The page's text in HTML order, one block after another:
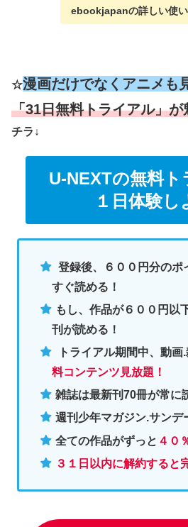
ebookjapanの詳しい使
☆漫画だけでなくアニメも
「31日無料トライアル」が
チラ↓
U-NEXTの無料ト
１日体験し
登録後、６００円分のポ
すぐ読める！
もし、作品が６００円以
刊が読める！
トライアル期間中、動画
料コンテンツ見放題！
雑誌は最新刊70冊が常に
週刊少年マガジン.サンデ
全ての作品がずっと ４０
３１日以内に解約すると